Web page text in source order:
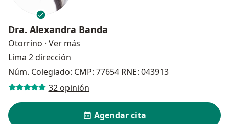
Dra. Alexandra Banda
Otorrino · Ver más
Lima 2 dirección
Núm. Colegiado: CMP: 77654 RNE: 043913
32 opinión
Agendar cita